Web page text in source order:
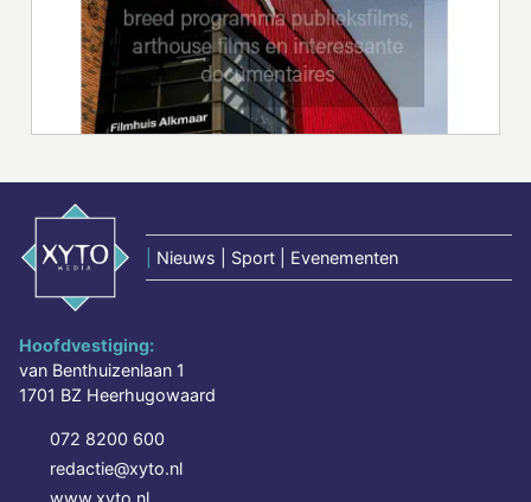
Nieuws | Sport | Evenementen
Hoofdvestiging:
van Benthuizenlaan 1
1701 BZ Heerhugowaard
072 8200 600
redactie@xyto.nl